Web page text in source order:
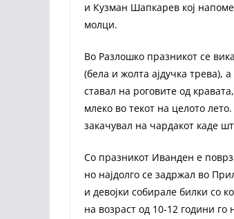
и Кузман Шапкарев кој
молци.
Во Разлошко празникот се
(бела и жолта ајдучка трева),
ставал на роговите од
млеко во текот на целото
закачувал на чардакот каде
Со празникот Иванден е
но најдолго се задржал во
и девојки собирале билки со
на возраст од 10-12 години го